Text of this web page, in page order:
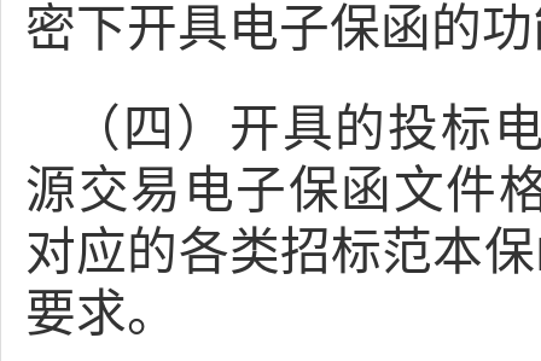
密下开具电子保函的
（四）开具的投标
源交易电子保函文件
对应的各类招标范本
要求。